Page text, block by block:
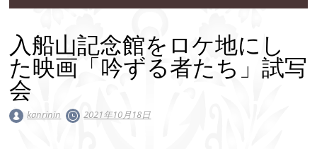
入船山記念館をロケ地にし
た映画「吟ずる者たち」試写
会
kanrinin 2021年10月18日